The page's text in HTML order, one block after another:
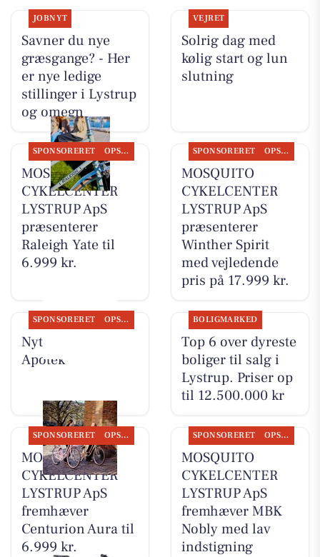
JOBNYT
Savner du nye
græsgange? - Her
er nye ledige
stillinger i Lystrup
og omegn
VEJRET
Solrig dag med
kølig start og lun
slutning
SPONSORERET OPSLAGSTAVLEN
MOSQUITO
CYKELCENTER
LYSTRUP ApS
præsenterer
Raleigh Yate til
6.999 kr.
SPONSORERET OPSLAGSTAVLEN
MOSQUITO
CYKELCENTER
LYSTRUP ApS
præsenterer
Winther Spirit
med vejledende
pris på 17.999 kr.
SPONSORERET OPSLAGSTAVLEN
Nyt fra Lystrup
Apotek
BOLIGMARKED
Top 6 over dyreste
boliger til salg i
Lystrup. Priser op
til 12.500.000 kr
SPONSORERET OPSLAGSTAVLEN
MOSQUITO
CYKELCENTER
LYSTRUP ApS
fremhæver
Centurion Aura til
6.999 kr.
SPONSORERET OPSLAGSTAVLEN
MOSQUITO
CYKELCENTER
LYSTRUP ApS
fremhæver MBK
Nobly med lav
indstigning